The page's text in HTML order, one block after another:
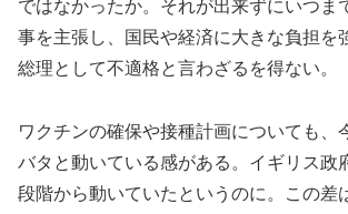
ではなかったか。 それが出来ずにいつま
事を主張し、
国民や経済に大きな負担を
総理として不適格と言わざるを得ない。
ワクチンの確保や接種計画についても、
バタと動いている感がある。イギリス政
段階から動いていたというのに。この差